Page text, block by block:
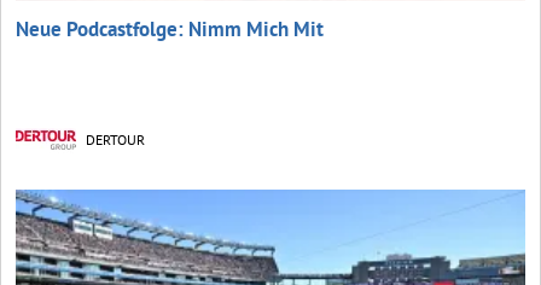
Neue Podcastfolge: Nimm Mich Mit
DERTOUR